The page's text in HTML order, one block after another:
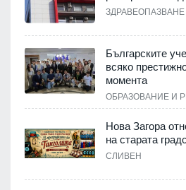
ЗДРАВЕОПАЗВАНЕ
Българските
всяко
момента
ОБРАЗОВАНИЕ И
Нова Загора
на старата
СЛИВЕН